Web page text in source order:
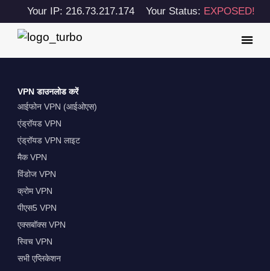
Your IP: 216.73.217.174 Your Status: EXPOSED!
VPN डाउनलोड करें
आईफोन VPN (आईओएस)
एंड्रॉयड VPN
एंड्रॉयड VPN लाइट
मैक VPN
विंडोज VPN
क्रोम VPN
पीएस5 VPN
एक्सबॉक्स VPN
स्विच VPN
सभी एप्लिकेशन